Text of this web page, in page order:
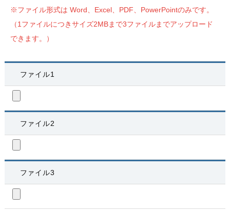
※ファイル形式は Word、Excel、PDF、PowerPointのみです。
（1ファイルにつきサイズ2MBまで3ファイルまでアップロード
できます。）
ファイル1
ファイル2
ファイル3